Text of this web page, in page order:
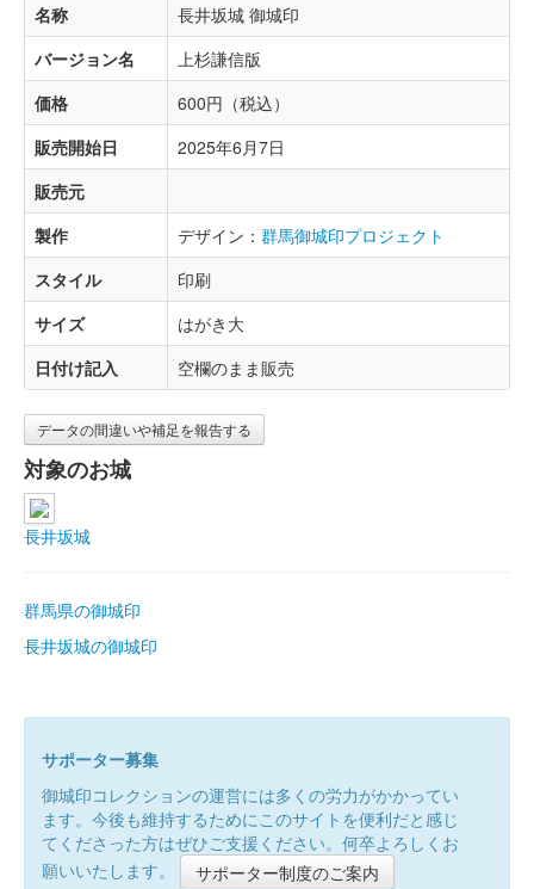
名称
長井坂城 御城印
バージョン名
上杉謙信版
価格
600円（税込）
販売開始日
2025年6月7日
販売元
製作
デザイン： 群馬御城印プロジェクト
スタイル
印刷
サイズ
はがき大
日付け記入
空欄のまま販売
データの間違いや補足を報告する
対象のお城
長井坂城
群馬県の御城印
長井坂城の御城印
サポーター募集
御城印コレクションの運営には多くの労力がかかってい
ます。今後も維持するためにこのサイトを便利だと感じ
てくださった方はぜひご支援ください。何卒よろしくお
願いいたします。
サポーター制度のご案内